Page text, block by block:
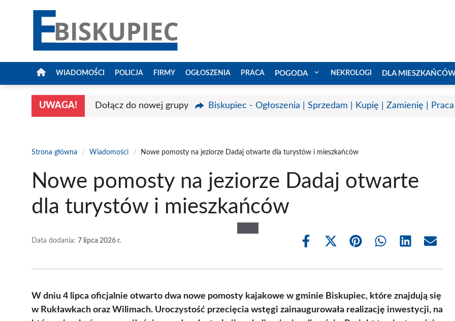
WIADOMOŚCI POLICJA FIRMY OGŁOSZENIA PRACA POGODA NEKROLOGI DLA
UWAGA! Dołącz do nowej grupy Biskupiec - Ogłoszenia | Sprzedam | Kupię | Zamienię | Praca
Strona główna / Wiadomości / Nowe pomosty na jeziorze Dadaj otwarte dla turystów i mieszkańców
Nowe pomosty na jeziorze Dadaj otwarte
dla turystów i mieszkańców
Data dodania: 7 lipca 2026 r.
Share
Share
(Twitter)
Share Share Share Share
W dniu 4 lipca oficjalnie otwarto dwa nowe pomosty kajakowe w gminie Biskupiec, które znajdują się
w Rukławkach oraz Wilimach. Uroczystość przecięcia wstęgi zainaugurowała realizację inwestycji, na